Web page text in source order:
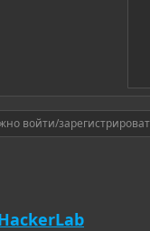
войти/